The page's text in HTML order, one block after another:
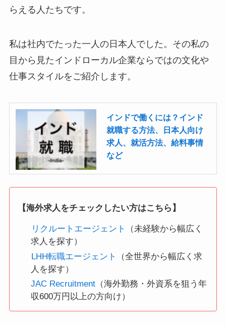
らえる人たちです。
私は社内でたった一人の日本人でした。その私の
目から見たインドローカル企業ならではの文化や
仕事スタイルをご紹介します。
インドで働くには？インド
就職する方法、日本人向け
求人、就活方法、給料事情
など
【海外求人をチェックしたい方はこちら】
リクルートエージェント
（未経験から幅広く
求人を探す）
LHH転職エージェント
（全世界から幅広く求
人を探す）
JAC Recruitment （海外勤務・外資系を狙う年
収600万円以上の方向け）